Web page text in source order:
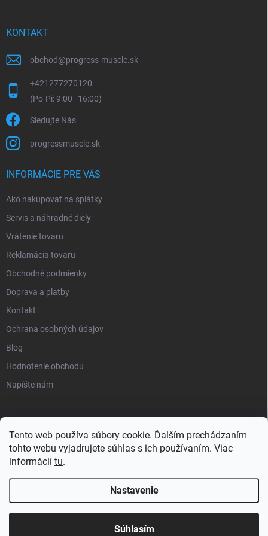
Tento web používa súbory cookie. Ďalším prechádzaním
tohto webu vyjadrujete súhlas s ich používaním. Viac
informácií tu.
Nastavenie
Súhlasím
KONTAKT
obchod@progress-muscle.sk
+421277270120
Sledujte Nás
progressmuscle.sk
INFORMÁCIE PRE VÁS
Ako nakupovať na splátky
Servis a náhradné diely
Vrátenie tovaru
Reklamácia tovaru
Obchodné podmienky
Doprava a platby
Kontakt
Ochrana osobných údajov
Blog
Hodnotenie obchodu
Napíšte nám
progress-muscle.sk